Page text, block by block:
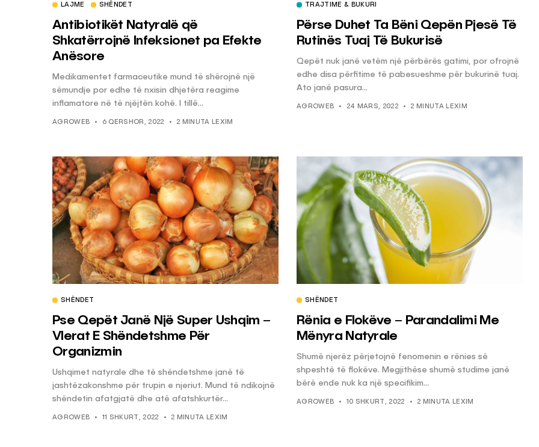
LAJME SHËNDET
Antibiotikët Natyralë që
Shkatërrojnë Infeksionet pa Efekte
Anësore
Medikamentet farmaceutike mund të shërojnë një
sëmundje por edhe të nxisin dhjetëra reagime
inflamatore në të njëjtën kohë. I tillë...
AGROWEB 6 QERSHOR, 2022 2 MINUTA LEXIM
TRAJTIME & BUKURI
Përse Duhet Ta Bëni Qepën Pjesë Të
Rutinës Tuaj Të Bukurisë
Qepët nuk janë vetëm një përbërës gatimi, por ofrojnë
edhe disa përfitime të pabesueshme për bukurinë tuaj.
Ato janë pasura...
AGROWEB 24 MARS, 2022 2 MINUTA LEXIM
SHËNDET
Pse Qepët Janë Një Super Ushqim –
Vlerat E Shëndetshme Për
Organizmin
Ushqimet natyrale dhe të shëndetshme janë të
jashtëzakonshme për trupin e njeriut. Mund të ndikojnë
shëndetin afatgjatë dhe atë afatshkurtër...
AGROWEB 11 SHKURT, 2022 2 MINUTA LEXIM
SHËNDET
Rënia e Flokëve – Parandalimi Me
Mënyra Natyrale
Shumë njerëz përjetojnë fenomenin e rënies së
shpeshtë të flokëve. Megjithëse shumë studime janë
bërë ende nuk ka një specifikim...
AGROWEB 10 SHKURT, 2022 2 MINUTA LEXIM